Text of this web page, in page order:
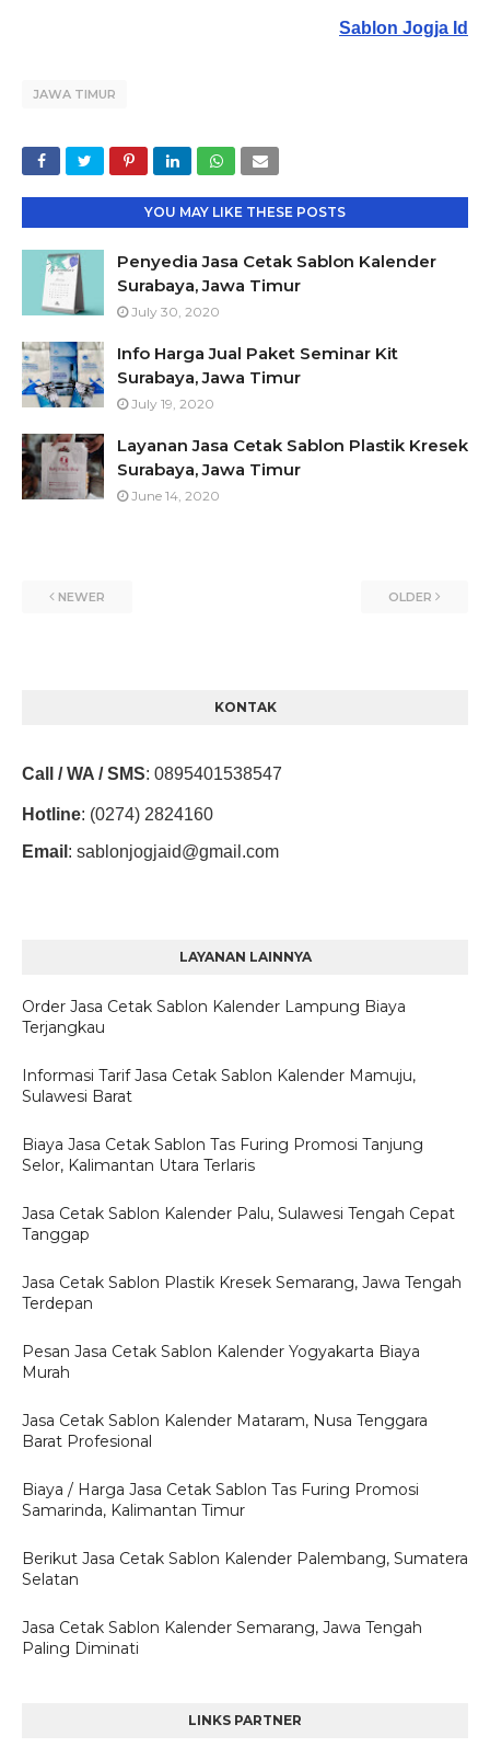
Sablon Jogja Id
JAWA TIMUR
YOU MAY LIKE THESE POSTS
Penyedia Jasa Cetak Sablon Kalender
Surabaya, Jawa Timur
July 30, 2020
Info Harga Jual Paket Seminar Kit
Surabaya, Jawa Timur
July 19, 2020
Layanan Jasa Cetak Sablon Plastik Kresek
Surabaya, Jawa Timur
June 14, 2020
NEWER OLDER
KONTAK
Call / WA / SMS: 0895401538547
Hotline: (0274) 2824160
Email : sablonjogjaid@gmail.com
LAYANAN LAINNYA
Order Jasa Cetak Sablon Kalender Lampung Biaya
Terjangkau
Informasi Tarif Jasa Cetak Sablon Kalender Mamuju,
Sulawesi Barat
Biaya Jasa Cetak Sablon Tas Furing Promosi Tanjung
Selor, Kalimantan Utara Terlaris
Jasa Cetak Sablon Kalender Palu, Sulawesi Tengah Cepat
Tanggap
Jasa Cetak Sablon Plastik Kresek Semarang, Jawa Tengah
Terdepan
Pesan Jasa Cetak Sablon Kalender Yogyakarta Biaya
Murah
Jasa Cetak Sablon Kalender Mataram, Nusa Tenggara
Barat Profesional
Biaya / Harga Jasa Cetak Sablon Tas Furing Promosi
Samarinda, Kalimantan Timur
Berikut Jasa Cetak Sablon Kalender Palembang, Sumatera
Selatan
Jasa Cetak Sablon Kalender Semarang, Jawa Tengah
Paling Diminati
LINKS PARTNER